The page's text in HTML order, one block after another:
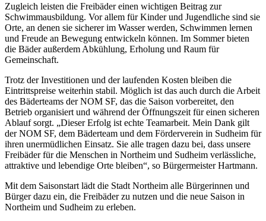
Zugleich leisten die Freibäder einen wichtigen Beitrag zur
Schwimmausbildung. Vor allem für Kinder und Jugendliche sind sie
Orte, an denen sie sicherer im Wasser werden, Schwimmen lernen
und Freude an Bewegung entwickeln können. Im Sommer bieten
die Bäder außerdem Abkühlung, Erholung und Raum für
Gemeinschaft.
Trotz der Investitionen und der laufenden Kosten bleiben die
Eintrittspreise weiterhin stabil. Möglich ist das auch durch die Arbeit
des Bäderteams der NOM SF, das die Saison vorbereitet, den
Betrieb organisiert und während der Öffnungszeit für einen sicheren
Ablauf sorgt. „Dieser Erfolg ist echte Teamarbeit. Mein Dank gilt
der NOM SF, dem Bäderteam und dem Förderverein in Sudheim für
ihren unermüdlichen Einsatz. Sie alle tragen dazu bei, dass unsere
Freibäder für die Menschen in Northeim und Sudheim verlässliche,
attraktive und lebendige Orte bleiben“, so Bürgermeister Hartmann.
Mit dem Saisonstart lädt die Stadt Northeim alle Bürgerinnen und
Bürger dazu ein, die Freibäder zu nutzen und die neue Saison in
Northeim und Sudheim zu erleben.